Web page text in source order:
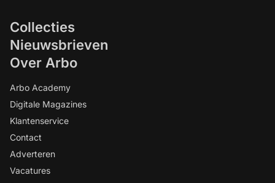
Collecties
Nieuwsbrieven
Over Arbo
Arbo Academy
Digitale Magazines
Klantenservice
Contact
Adverteren
Vacatures